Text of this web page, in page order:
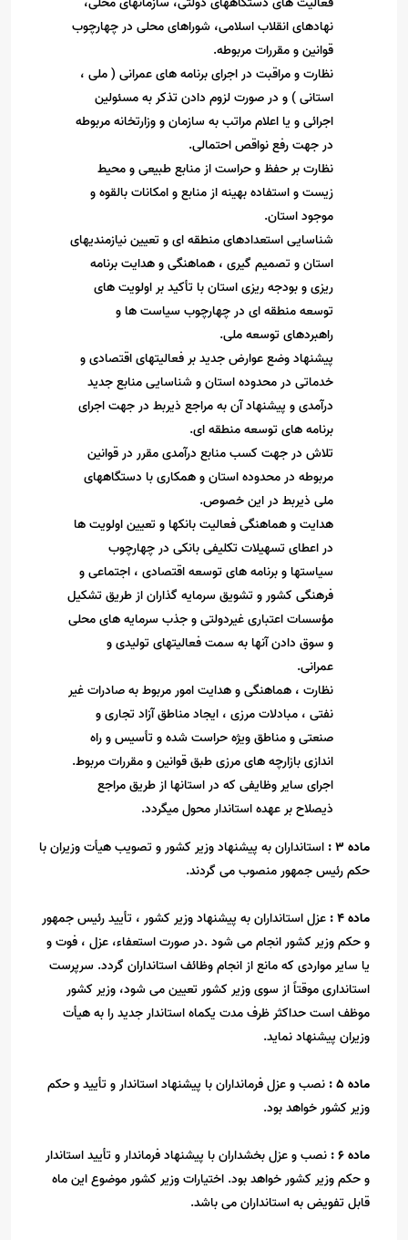
نهادهای انقلاب اسلامی، شوراهای محلی در چهارچوب
قوانین و مقررات مربوطه.
نظارت و مراقبت در اجرای برنامه های عمرانی ( ملی ،
استانی ) و در صورت لزوم دادن تذکر به مسئولین
اجرائی و یا اعلام مراتب به سازمان و وزارتخانه مربوطه
در جهت رفع نواقص احتمالی.
نظارت بر حفظ و حراست از منابع طبیعی و محیط
زیست و استفاده بهینه از منابع و امکانات بالقوه و
موجود استان.
شناسایی استعدادهای منطقه ای و تعیین نیازمندیهای
استان و تصمیم گیری ، هماهنگی و هدایت برنامه
ریزی و بودجه ریزی استان با تأکید بر اولویت های
توسعه منطقه ای در چهارچوب سیاست ها و
راهبردهای توسعه ملی.
پیشنهاد وضع عوارض جدید بر فعالیتهای اقتصادی و
خدماتی در محدوده استان و شناسایی منابع جدید
درآمدی و پیشنهاد آن به مراجع ذیربط در جهت اجرای
برنامه های توسعه منطقه ای.
تلاش در جهت کسب منابع درآمدی مقرر در قوانین
مربوطه در محدوده استان و همکاری با دستگاههای
ملی ذیربط در این خصوص.
هدایت و هماهنگی فعالیت بانکها و تعیین اولویت ها
در اعطای تسهیلات تکلیفی بانکی در چهارچوب
سیاستها و برنامه های توسعه اقتصادی ، اجتماعی و
فرهنگی کشور و تشویق سرمایه گذاران از طریق تشکیل
مؤسسات اعتباری غیردولتی و جذب سرمایه های محلی
و سوق دادن آنها به سمت فعالیتهای تولیدی و
عمرانی.
نظارت ، هماهنگی و هدایت امور مربوط به صادرات غیر
نفتی ، مبادلات مرزی ، ایجاد مناطق آزاد تجاری و
صنعتی و مناطق ویژه حراست شده و تأسیس و راه
اندازی بازارچه های مرزی طبق قوانین و مقررات مربوط.
اجرای سایر وظایفی که در استانها از طریق مراجع
ذیصلاح بر عهده استاندار محول میگردد.
ماده 3
: استانداران به پیشنهاد وزیر کشور و تصویب هیأت وزیران با
حکم رئیس جمهور منصوب می گردند.
ماده4
: عزل استانداران به پیشنهاد وزیر کشور ، تأیید رئیس جمهور
و حکم وزیر کشور انجام می شود .در صورت استعفاء، عزل ، فوت و
یا سایر مواردی که مانع از انجام وظائف استانداران گردد. سرپرست
استانداری موقتاً از سوی وزیر کشور تعیین می شود، وزیر کشور
موظف است حداکثر ظرف مدت یکماه استاندار جدید را به هیأت
وزیران پیشنهاد نماید.
ماده 5
: نصب و عزل فرمانداران با پیشنهاد استاندار و تأیید و حکم
وزیر کشور خواهد بود.
ماده6
: نصب و عزل بخشداران با پیشنهاد فرماندار و تأیید استاندار
و حکم وزیر کشور خواهد بود. اختیارات وزیر کشور موضوع این ماه
قابل تفویض به استانداران می باشد.